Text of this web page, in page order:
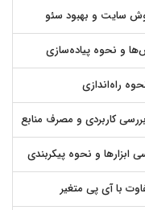
و نحوه پیاده‌سازی
راه‌اندازی
کاربردی و مصرف منابع
ابزارها و نحوه پیکربندی
با آی پی متغیر